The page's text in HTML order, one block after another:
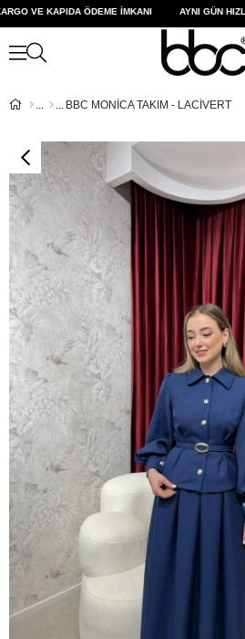
VE KAPIDA ÖDEME İMKANI AYNI GÜN HIZLI
BBC MONİCA TAKIM - LACİVERT